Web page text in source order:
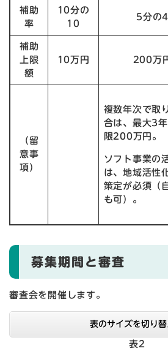
補助
率
10分の
10
5分の4
補助
上限
額
10万円 200万
（留
意事
項）
複数年次で取
合は、最大3
限200万円。
ソフト事業の
は、地域活性
策定が必須（
も可）。
募集期間と審査
審査会を開催します。
表のサイズを切り替
表2